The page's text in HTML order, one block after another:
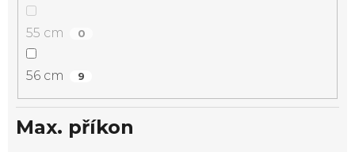
55 cm 0
56 cm 9
Max. příkon